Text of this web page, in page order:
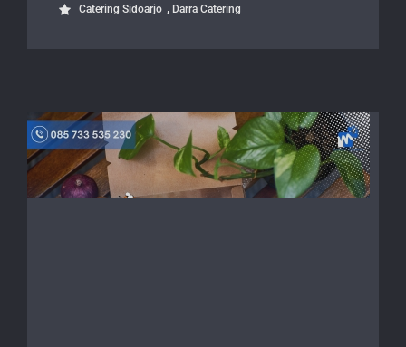
Catering Sidoarjo , Darra Catering